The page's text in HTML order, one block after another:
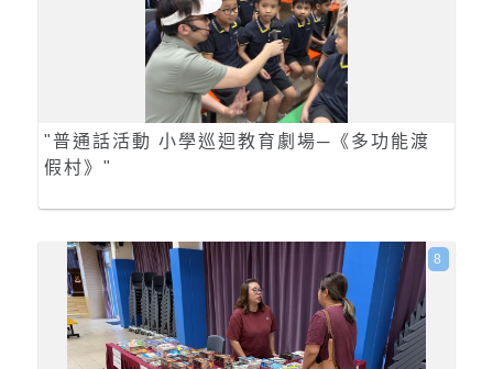
"普通話活動 小學巡迴教育劇場─《多功能渡
假村》"
8